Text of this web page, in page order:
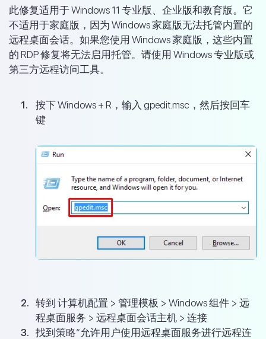
此修复适用于 Windows 11 专业版、企业版和教育版。它
不适用于家庭版，因为 Windows 家庭版无法托管内置的
远程桌面会话。如果您使用 Windows 家庭版，这些内置
的 RDP 修复将无法启用托管。请使用 Windows 专业版或
第三方远程访问工具。
按下 Windows + R，输入 gpedit.msc，然后按回车
键
转到 计算机配置 > 管理模板 > Windows 组件 > 远
程桌面服务 > 远程桌面会话主机 > 连接
找到策略“允许用户使用远程桌面服务进行远程连